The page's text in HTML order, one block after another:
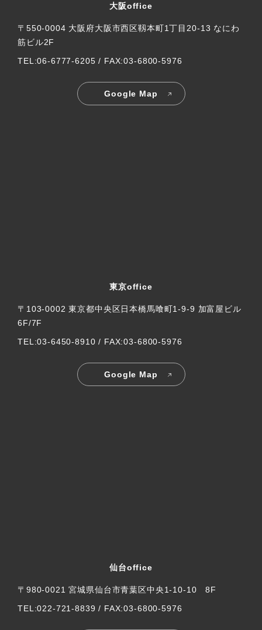
大阪office
〒550-0004 大阪府大阪市西区靱本町1丁目20-13 なにわ
筋ビル2F
TEL:06-6777-6205 / FAX:03-6800-5976
Google Map
東京office
〒103-0002 東京都中央区日本橋馬喰町1-9-9 加富屋ビル
6F/7F
TEL:03-6450-8910 / FAX:03-6800-5976
Google Map
仙台office
〒980-0021 宮城県仙台市青葉区中央1-10-10 8F
TEL:022-721-8839 / FAX:03-6800-5976